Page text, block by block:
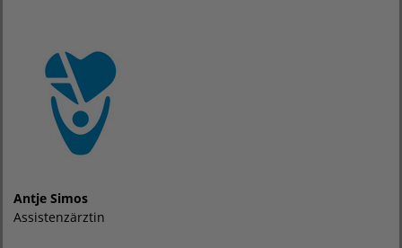
Antje Simos
Assistenzärztin